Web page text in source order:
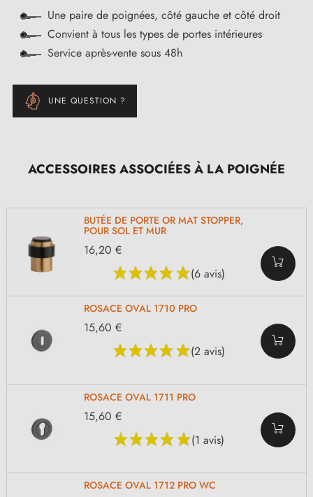
Une paire de poignées, côté gauche et côté droit
Convient à tous les types de portes intérieures
Service après-vente sous 48h
UNE QUESTION ?
ACCESSOIRES ASSOCIÉES À LA POIGNÉE
BUTÉE DE PORTE OR MAT STOPPER,
POUR SOL ET MUR
(6 avis)
16,20 €
ROSACE OVAL 1710 PRO
(2 avis)
15,60 €
ROSACE OVAL 1711 PRO
(1 avis)
15,60 €
ROSACE OVAL 1712 PRO WC